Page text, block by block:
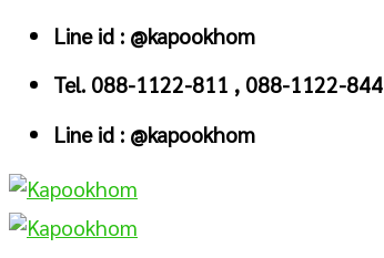
Skip
content
Line id : @kapookhom
Tel. 088-1122-811 , 088-1122-844
Line id : @kapookhom